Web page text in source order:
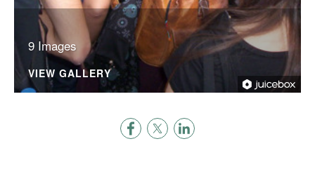
9 Images
VIEW GALLERY